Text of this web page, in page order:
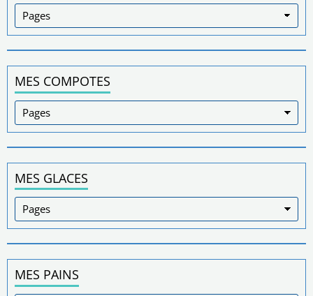
MES COMPOTES
MES GLACES
MES PAINS